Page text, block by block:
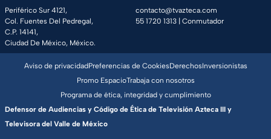
Periférico Sur 4121,
Col. Fuentes Del Pedregal,
C.P. 14141,
Ciudad De México, México.
contacto@tvazteca.com
55 1720 1313 | Conmutador
Aviso de privacidadPreferencias de CookiesDerechosInversionistas
Promo EspacioTrabaja con nosotros
Programa de ética, integridad y cumplimiento
Defensor de Audiencias y Código de Ética de Televisión Azteca III y
Televisora del Valle de México